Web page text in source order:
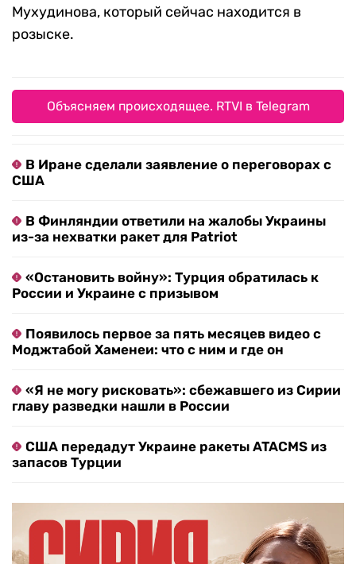
Мухудинова, который сейчас находится в
розыске.
Объясняем происходящее. RTVI в Telegram
В Иране сделали заявление о переговорах с
США
В Финляндии ответили на жалобы Украины
из-за нехватки ракет для Patriot
«Остановить войну»: Турция обратилась к
России и Украине с призывом
Появилось первое за пять месяцев видео с
Моджтабой Хаменеи: что с ним и где он
«Я не могу рисковать»: сбежавшего из Сирии
главу разведки нашли в России
США передадут Украине ракеты ATACMS из
запасов Турции